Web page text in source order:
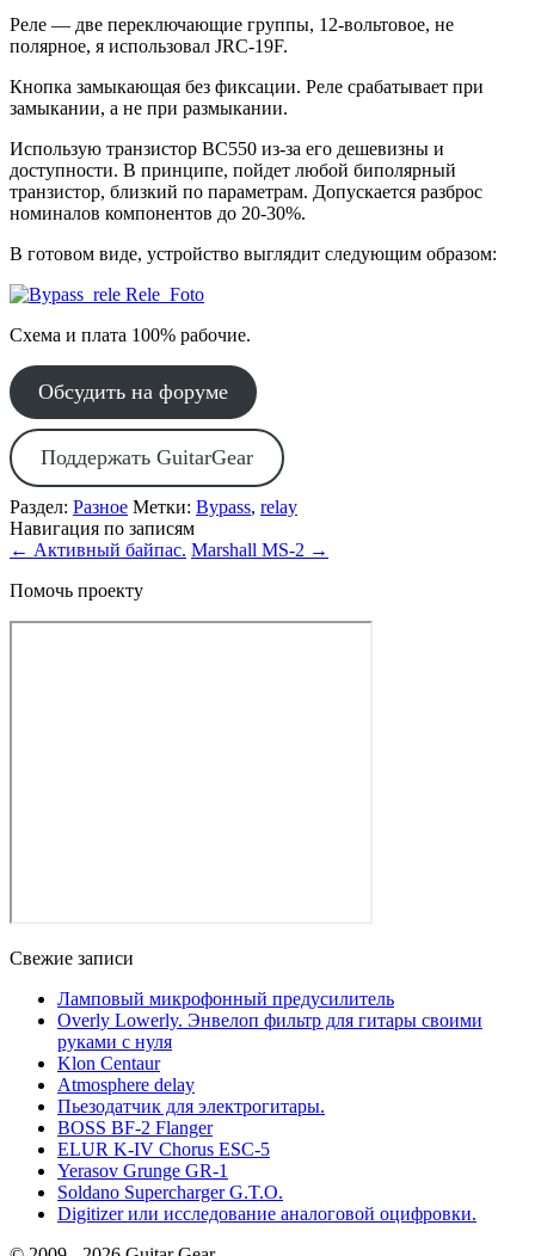
Реле — две переключающие группы, 12-вольтовое, не
полярное, я использовал JRC-19F.
Кнопка замыкающая без фиксации. Реле срабатывает при
замыкании, а не при размыкании.
Использую транзистор ВС550 из-за его дешевизны и
доступности. В принципе, пойдет любой биполярный
транзистор, близкий по параметрам. Допускается разброс
номиналов компонентов до 20-30%.
В готовом виде, устройство выглядит следующим образом:
Схема и плата 100% рабочие.
Обсудить на форуме
Поддержать GuitarGear
Раздел: Разное Метки: Bypass, relay
Навигация по записям
← Активный байпас. Marshall MS-2 →
Помочь проекту
Свежие записи
Ламповый микрофонный предусилитель
Overly Lowerly. Энвелоп фильтр для гитары своими
руками с нуля
Klon Centaur
Atmosphere delay
Пьезодатчик для электрогитары.
BOSS BF-2 Flanger
ELUR K-IV Chorus ESC-5
Yerasov Grunge GR-1
Soldano Supercharger G.T.O.
Digitizer или исследование аналоговой оцифровки.